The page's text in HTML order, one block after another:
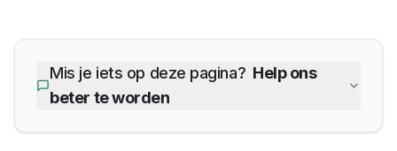
Mis je iets op deze pagina? Help ons
beter te worden